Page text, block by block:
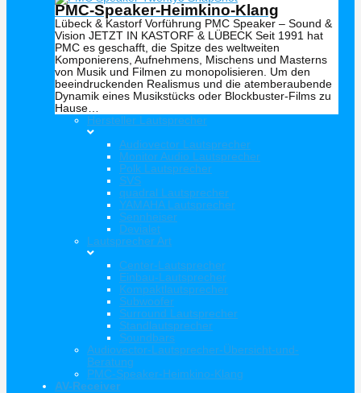
PMC-Speaker-Heimkino-Klang
Lübeck & Kastorf Vorführung PMC Speaker – Sound &
Vision JETZT IN KASTORF & LÜBECK Seit 1991 hat
PMC es geschafft, die Spitze des weltweiten
Komponierens, Aufnehmens, Mischens und Masterns
von Musik und Filmen zu monopolisieren. Um den
beeindruckenden Realismus und die atemberaubende
Dynamik eines Musikstücks oder Blockbuster-Films zu
Hause…
Hersteller Lautsprecher
Audiovector Lautsprecher
Monitor Audio Lautsprecher
Polk Lautsprecher
SVS
quadral Lautsprecher
YAMAHA Lautsprecher
Sennheiser
Devialet
Lautsprecher Art
Center-Lautsprecher
Einbau-Lautsprecher
Kompaktlautsprecher
Subwoofer
Surround Lautsprecher
Standlautsprecher
Soundbars
Audiovector-Lautsprecher-Übersicht-und-
Beratung
PMC-Speaker-Heimkino-Klang
AV-Receiver